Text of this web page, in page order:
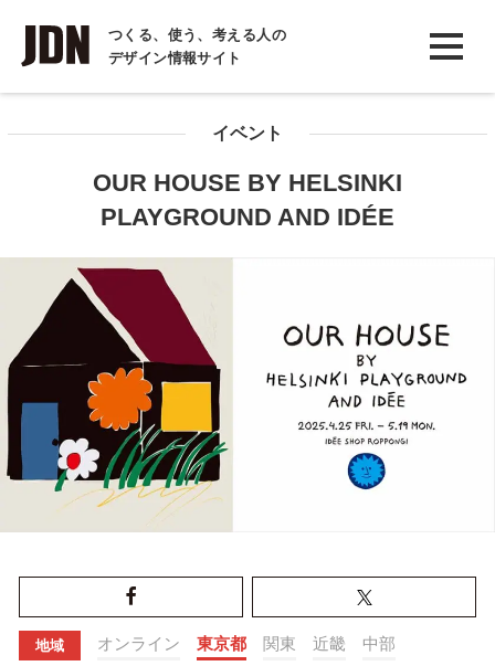
つくる、使う、考える人の
デザイン情報サイト
INTERVIEW
インタビュー
COLUMN
イベント
OUR HOUSE BY HELSINKI
PLAYGROUND AND IDÉE
地域 オンライン 東京都 関東 近畿 中部